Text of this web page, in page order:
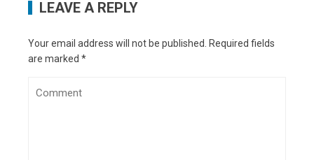
LEAVE A REPLY
Your email address will not be published.
Required fields
are marked *